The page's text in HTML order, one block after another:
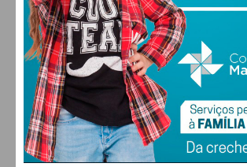
FARMACIAS DE SERVIÇO EM
FERREIRA